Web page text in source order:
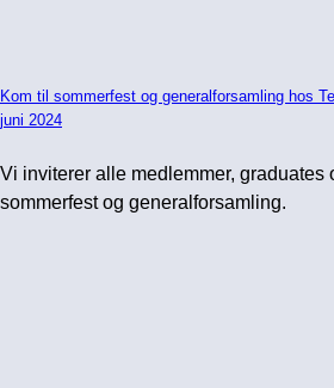
Kom til sommerfest og generalforsamling hos
juni 2024
Vi inviterer alle medlemmer, graduates
sommerfest og generalforsamling.